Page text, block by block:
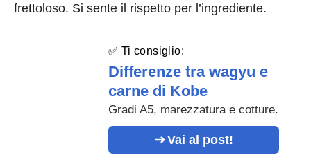
frettoloso. Si sente il rispetto per l’ingrediente.
✅ Ti consiglio:
Differenze tra wagyu e
carne di Kobe
Gradi A5, marezzatura e cotture.
Vai al post!